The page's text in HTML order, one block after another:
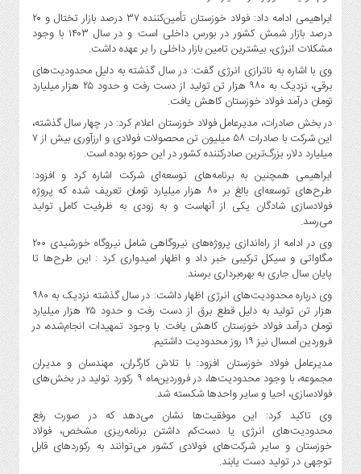
ابراهیمی ادامه داد: فولاد خوزستان تأمین‌کننده ۳۷ درصد بازار تختال و ۲۰
درصد بازار شمش کشور در بورس داخلی است و در سال ۱۴۰۳ با وجود
مشکلات انرژی، بیشترین تامین بازار داخلی را بر عهده داشت.
وی با اشاره به ناترازی انرژی گفت: در سال گذشته به دلیل محدودیت‌های
برقی، نزدیک به ۹۸۰ هزار تن تولید از دست رفت و حدود ۲۵ هزار میلیارد
تومان درآمد فولاد خوزستان کاهش یافت.
در بخش صادرات، مدیرعامل فولاد خوزستان اعلام کرد: در چهار سال گذشته،
این شرکت با صادرات ۵۸ میلیون تن محصولات فولادی و ارزآوری بیش از ۷
میلیارد دلار، بزرگ‌ترین صادرکننده کشور در این حوزه بوده است.
ابراهیمی همچنین به برنامه‌های توسعه‌ای شرکت اشاره کرد و افزود:
طرح‌های توسعه‌ای بالغ بر ۸۰ هزار میلیارد تومان تعریف شده که پروژه
فولادسازی شادگان یکی از آنهاست و به زودی به ظرفیت کامل تولید
می‌رسد.
وی در ادامه از راه‌اندازی پروژه‌های نیروگاهی شامل نیروگاه خورشیدی ۲۰۰
مگاواتی و سیکل ترکیبی خبر داد و اظهار امیدواری کرد : این طرح‌ها تا
پایان سال جاری به بهره‌برداری برسند.
وی درباره محدودیت‌های انرژی اظهار داشت: در سال گذشته نزدیک به ۹۸۰
هزار تن تولید به دلیل قطع برق از دست رفت و حدود ۲۵ هزار میلیارد
تومان درآمد فولاد خوزستان کاهش یافت. با وجود تمهیدات انجام‌شده، در
فروردین امسال نیز ۱۹ روز محدودیت داشتیم.
مدیرعامل فولاد خوزستان افزود: با تلاش کارگران، مهندسان و مدیران
مجموعه، با وجود محدودیت‌ها، در فروردین‌ماه ۹ رکورد تولید در بخش‌های
فولادسازی، احیا و سایر واحدها شکسته شد.
وی تاکید کرد: این موفقیت‌ها نشان می‌دهد که در صورت رفع
محدودیت‌های انرژی یا دست‌کم داشتن برنامه‌ریزی مشخص، فولاد
خوزستان و سایر شرکت‌های فولادی کشور می‌توانند به رکوردهای قابل
توجهی در تولید دست یابند.